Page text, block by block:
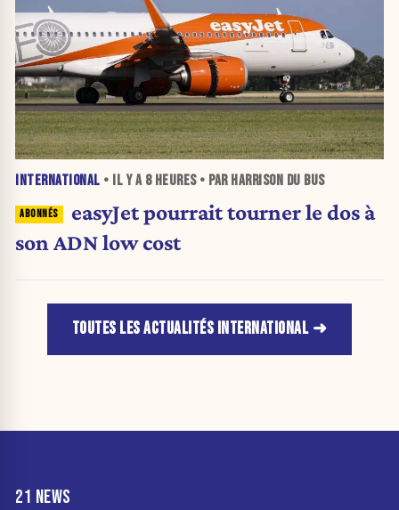
INTERNATIONAL • IL Y A 8 HEURES• PAR HARRISON DU BUS
easyJet pourrait tourner le dos à
son ADN low cost
TOUTES LES ACTUALITÉS INTERNATIONAL
21 NEWS